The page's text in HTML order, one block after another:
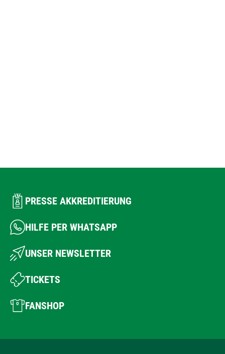
PRESSE AKKREDITIERUNG
HILFE PER WHATSAPP
UNSER NEWSLETTER
TICKETS
FANSHOP